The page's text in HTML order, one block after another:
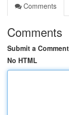
Comments
Comments
Submit a Comment
No HTML